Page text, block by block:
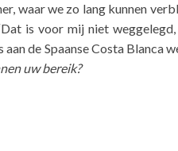
waar we zo lang kunnen
is voor mij niet
de Spaanse Costa Blanca
uw bereik?